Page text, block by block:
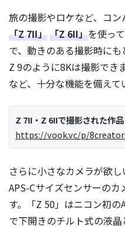
旅の撮影やロケなど、コ
「Z 7II」「Z 6II」を使っ
で、動きのある撮影時にも
Z 9のように8Kは撮影でき
など、十分な機能を備えて
Z 7II・Z 6IIで撮影された作
https://vook.vc/p/
さらに小さなカメラが欲
APS-Cサイズセンサーの
す。「Z 50」はニコン初
で下開きのチルト式の液